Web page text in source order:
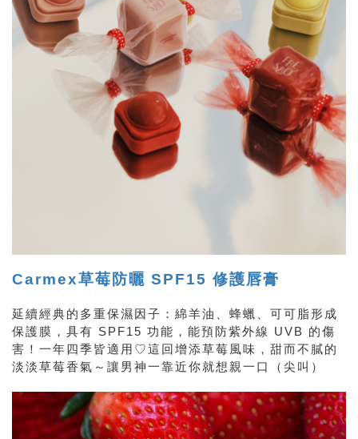
Carmex草莓防曬 SPF15 修護唇膏
延續經典的多重保濕因子：綿羊油、蜂蠟、可可脂形成
保護膜，具有 SPF15 功能，能預防紫外線 UVB 的傷
害！一年四季皆適用♡這回增添草莓風味，甜而不膩的
淡淡草莓香氣～讓男神一靠近你就想親一口（尖叫）